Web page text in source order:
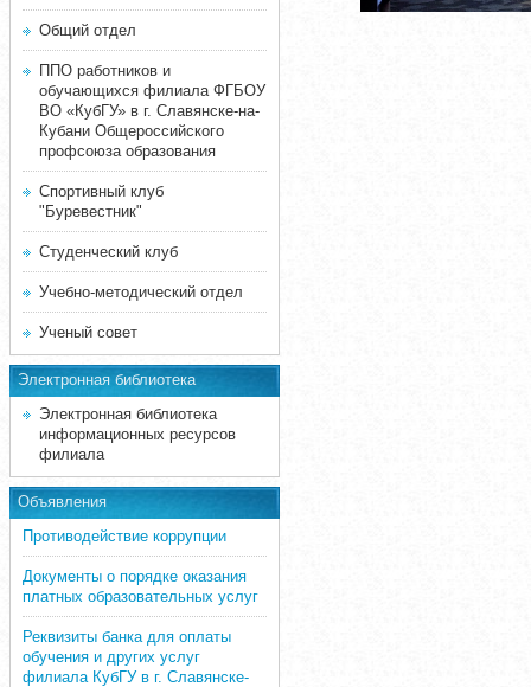
Общий отдел
ППО работников и
обучающихся филиала ФГБОУ
ВО «КубГУ» в г. Славянске-на-
Кубани Общероссийского
профсоюза образования
Спортивный клуб
"Буревестник"
Студенческий клуб
Учебно-методический отдел
Ученый совет
Электронная библиотека
Электронная библиотека
информационных ресурсов
филиала
Объявления
Противодействие коррупции
Документы о порядке оказания
платных образовательных услуг
Реквизиты банка для оплаты
обучения и других услуг
филиала КубГУ в г. Славянске-